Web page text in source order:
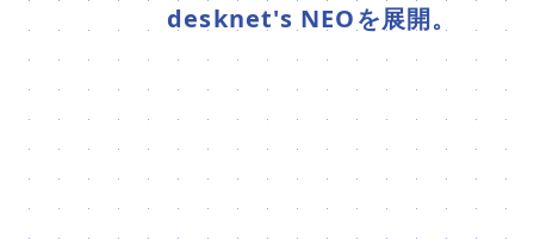
desknet's NEOを展開。